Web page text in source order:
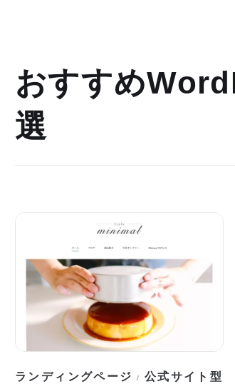
おすすめ
選
ランディングページ / 公式サイト型